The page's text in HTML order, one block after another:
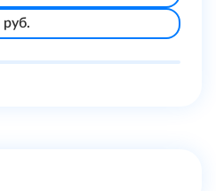
руб.